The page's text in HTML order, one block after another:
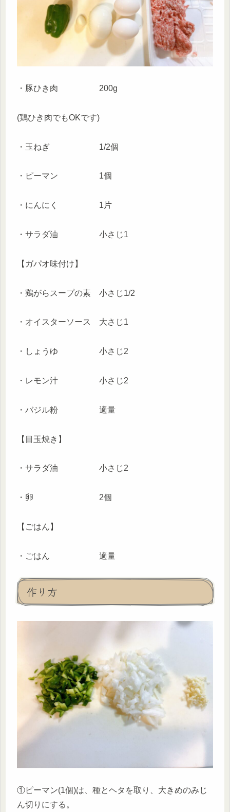
・豚ひき肉 200g
(鶏ひき肉でもOKです)
・玉ねぎ 1/2個
・ピーマン 1個
・にんにく 1片
・サラダ油 小さじ1
【ガパオ味付け】
・鶏がらスープの素 小さじ1/2
・オイスターソース 大さじ1
・しょうゆ 小さじ2
・レモン汁 小さじ2
・バジル粉 適量
【目玉焼き】
・サラダ油 小さじ2
・卵 2個
【ごはん】
・ごはん 適量
作り方
①ピーマン(1個)は、種とヘタを取り、大きめのみじ
ん切りにする。